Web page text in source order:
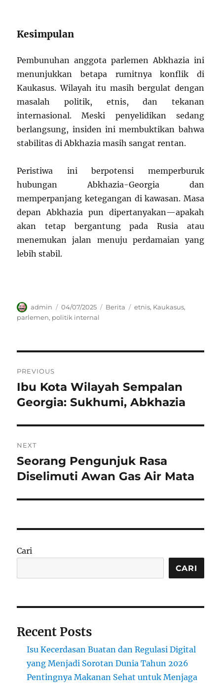
Kesimpulan
Pembunuhan anggota parlemen Abkhazia ini
menunjukkan betapa rumitnya konflik di
Kaukasus. Wilayah itu masih bergulat dengan
masalah politik, etnis, dan tekanan
internasional. Meski penyelidikan sedang
berlangsung, insiden ini membuktikan bahwa
stabilitas di Abkhazia masih sangat rentan.
Peristiwa ini berpotensi memperburuk
hubungan Abkhazia-Georgia dan
memperpanjang ketegangan di kawasan. Masa
depan Abkhazia pun dipertanyakan—apakah
akan tetap bergantung pada Rusia atau
menemukan jalan menuju perdamaian yang
lebih stabil.
Author
admin
Posted
on
04/07/2025 Categories
Berita Tags
etnis, Kaukasus,
parlemen, politik internal
pos
PREVIOUS
Previous
post:
Ibu Kota Wilayah Sempalan
Georgia: Sukhumi, Abkhazia
NEXT
Next
post:
Seorang Pengunjuk Rasa
Diselimuti Awan Gas Air Mata
Cari
CARI
Recent Posts
Isu Kecerdasan Buatan dan Regulasi Digital
yang Menjadi Sorotan Dunia Tahun 2026
Pentingnya Makanan Sehat untuk Menjaga